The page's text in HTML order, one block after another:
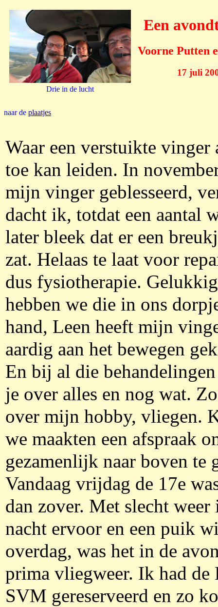
Drie in de lucht
Een
Voorne Putten
17 juli
naar de plaatjes
Waar een verstuikte vinger
toe kan leiden. In
mijn vinger geblesseerd,
dacht ik, totdat een aantal
later bleek dat er een
zat. Helaas te laat voor
dus fysiotherapie. Gelukkig
hebben we die in ons
hand, Leen heeft mijn
aardig aan het bewegen
En bij al die
je over alles en nog wat.
over mijn hobby, vliegen.
we maakten een afspraak
gezamenlijk naar boven te
Vandaag vrijdag de 17e
dan zover. Met slecht weer
nacht ervoor en een puik
overdag, was het in de
prima vliegweer. Ik had de
SVM gereserveerd en zo